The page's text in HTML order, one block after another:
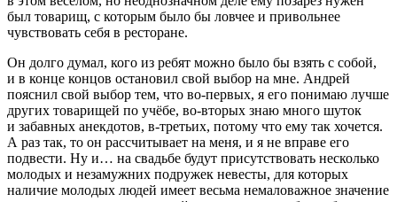
был товарищ, с которым было бы ловчее и привольнее
чувствовать себя в ресторане.
Он долго думал, кого из ребят можно было бы взять с собой,
и в конце концов остановил свой выбор на мне. Андрей
пояснил свой выбор тем, что во-первых, я его понимаю лучше
других товарищей по учёбе, во-вторых знаю много шуток
и забавных анекдотов, в-третьих, потому что ему так хочется.
А раз так, то он рассчитывает на меня, и я не вправе его
подвести. Ну и… на свадьбе будут присутствовать несколько
молодых и незамужних подружек невесты, для которых
наличие молодых людей имеет весьма немаловажное значение